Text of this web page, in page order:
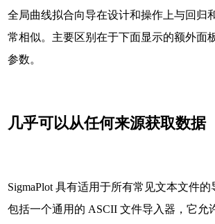
全局曲线拟合向导在设计和操作上与回归
常相似。主要区别在于下面显示的额外面
参数。
几乎可以从任何来源获取数据
SigmaPlot 具有适用于所有常见文本文件
包括一个通用的 ASCII 文件导入器，它允